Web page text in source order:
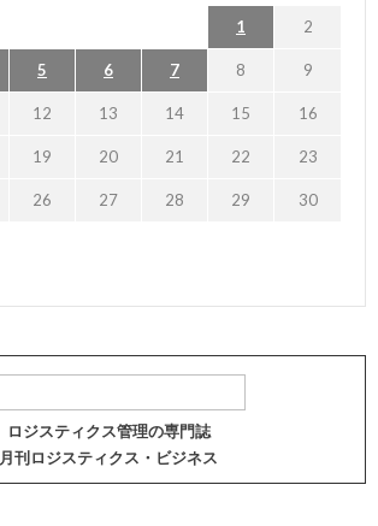
1 2
5 6 7 8 9
12 13 14 15 16
19 20 21 22 23
26 27 28 29 30
ロジスティクス管理の専門誌
月刊ロジスティクス・ビジネス